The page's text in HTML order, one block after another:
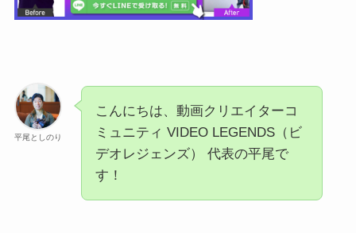
平尾としのり
こんにちは、動画クリエイターコ
ミュニティ VIDEO LEGENDS（ビ
デオレジェンズ） 代表の平尾で
す！